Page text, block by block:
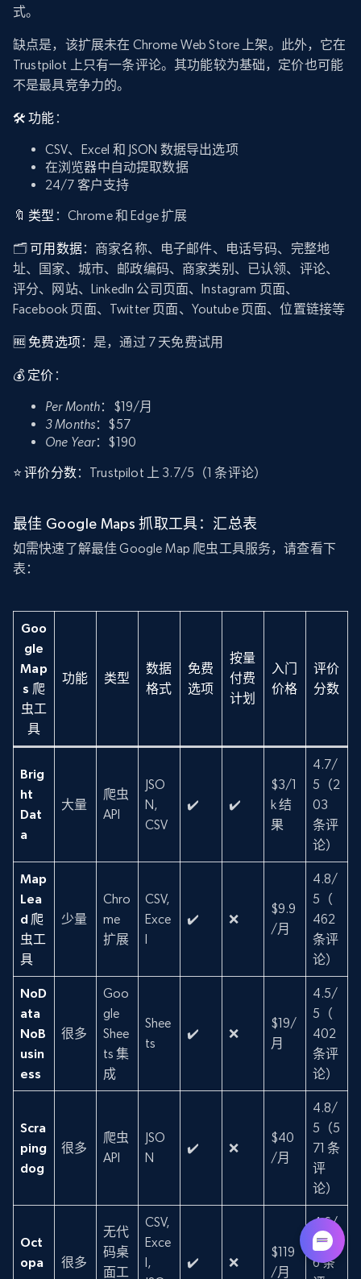
式。
缺点是，该扩展未在 Chrome Web Store 上架。此外，它在
Trustpilot 上只有一条评论。其功能较为基础，定价也可能
不是最具竞争力的。
🛠️ 功能 ：
CSV、Excel 和 JSON 数据导出选项
在浏览器中自动提取数据
24/7 客户支持
🔖 类型 ：Chrome 和 Edge 扩展
🗂️可用数据：商家名称、电子邮件、电话号码、完整地
址、国家、城市、邮政编码、商家类别、已认领、评论、
评分、网站、LinkedIn 公司页面、Instagram 页面、
Facebook 页面、Twitter 页面、Youtube 页面、位置链接等
🆓 免费选项：是，通过 7 天免费试用
💰 定价 ：
Per Month：$19/月
3 Months：$57
One Year：$190
⭐ 评价分数：Trustpilot 上 3.7/5（1 条评论）
最佳 Google Maps 抓取工具：汇总表
如需快速了解最佳 Google Map 爬虫工具服务，请查看下
表：
Goo
gle
Map
s 爬
虫工
具
功能 类型
数据
格式
免费
选项
按量
付费
计划
入门
价格
评价
分数
Brig
ht
Dat
a
大量
爬虫
API
JSO
N,
CSV
✔️ ✔️
$3/1
k 结
果
4.7/
5（2
03
条评
论）
Map
Lea
d 爬
虫工
具
少量
Chro
me
扩展
CSV,
Exce
l
✔️ ❌
$9.9
/月
4.8/
5（
462
条评
论）
NoD
ata
NoB
usin
ess
很多
Goo
gle
Shee
ts 集
成
Shee
ts
✔️ ❌
$19/
月
4.5/
5（
402
条评
论）
Scra
ping
dog
很多
爬虫
API
JSO
N
✔️ ❌
$40
/月
4.8/
5（5
71 条
评
论）
Oct
opa
很多
无代
码桌
面工
CSV,
Exce
l,
✔️ ❌
$119
/月
4.6/
5（9
6 条